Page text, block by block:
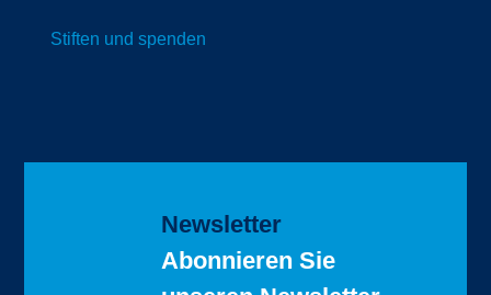
Stiften und spenden
Newsletter
Abonnieren Sie